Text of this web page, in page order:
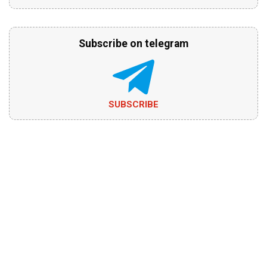
Subscribe on telegram
SUBSCRIBE